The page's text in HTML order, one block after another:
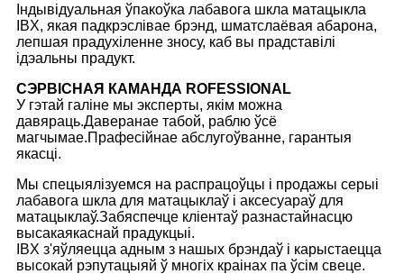
Індывідуальная ўпакоўка лабавога шкла матацыкла
IBX, якая падкрэслівае брэнд, шматслаёвая абарона,
лепшая прадухіленне зносу, каб вы прадставілі
ідэальны прадукт.
СЭРВІСНАЯ КАМАНДА ROFESSIONAL
У гэтай галіне мы эксперты, якім можна
давяраць.Даверанае табой, раблю ўсё
магчымае.Прафесійнае абслугоўванне, гарантыя
якасці.
Мы спецыялізуемся на распрацоўцы і продажы серыі
лабавога шкла для матацыклаў і аксесуараў для
матацыклаў.Забяспечце кліентаў разнастайнасцю
высакаякаснай прадукцыі.
IBX з'яўляецца адным з нашых брэндаў і карыстаецца
высокай рэпутацыяй ў многіх краінах па ўсім свеце.